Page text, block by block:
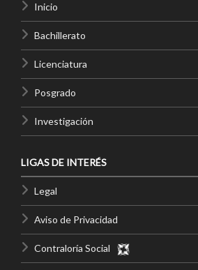
Inicio
Bachillerato
Licenciatura
Posgrado
Investigación
LIGAS DE INTERÉS
Legal
Aviso de Privacidad
Contraloría Social